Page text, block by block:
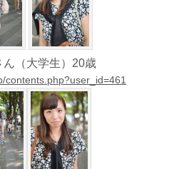
ん（大学生）20歳
contents.php?user_id=461